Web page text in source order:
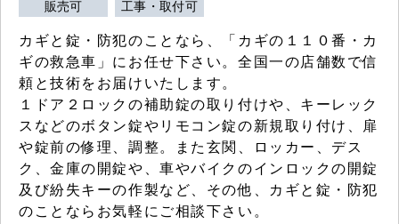
販売可 工事・取付可
カギと錠・防犯のことなら、「カギの１１０番・カ
ギの救急車」にお任せ下さい。全国一の店舗数で信
頼と技術をお届けいたします。
１ドア２ロックの補助錠の取り付けや、キーレック
スなどのボタン錠やリモコン錠の新規取り付け、扉
や錠前の修理、調整。また玄関、ロッカー、デス
ク、金庫の開錠や、車やバイクのインロックの開錠
及び紛失キーの作製など、その他、カギと錠・防犯
のことならお気軽にご相談下さい。